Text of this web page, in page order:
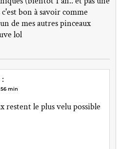
bon à savoir comme
de mes autres pinceaux
lol
min
restent le plus velu possible